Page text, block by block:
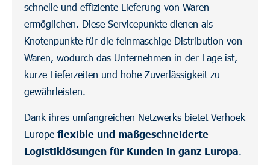
schnelle und effiziente Lieferung von Waren
ermöglichen. Diese Servicepunkte dienen als
Knotenpunkte für die feinmaschige Distribution von
Waren, wodurch das Unternehmen in der Lage ist,
kurze Lieferzeiten und hohe Zuverlässigkeit zu
gewährleisten.
Dank ihres umfangreichen Netzwerks bietet Verhoek
Europe flexible und maßgeschneiderte
Logistiklösungen für Kunden in ganz Europa